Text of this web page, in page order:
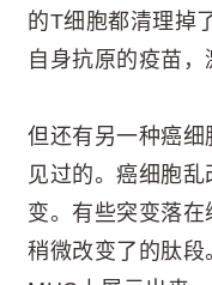
的T细胞都清理掉
自身抗原的疫苗，
但还有另一种癌
见过的。癌细胞
变。有些突变落
稍微改变了的肽段